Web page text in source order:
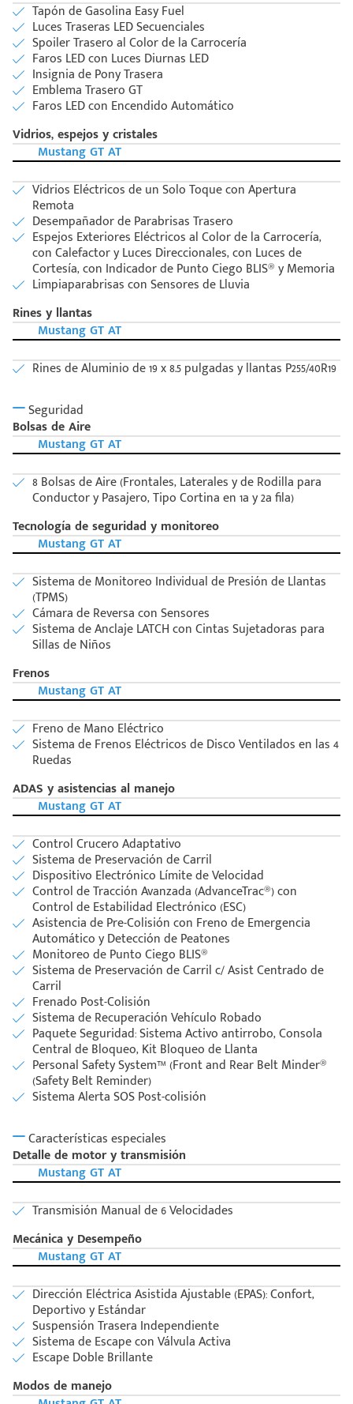
Tapón de Gasolina Easy Fuel
Luces Traseras LED Secuenciales
Spoiler Trasero al Color de la Carrocería
Faros LED con Luces Diurnas LED
Insignia de Pony Trasera
Emblema Trasero GT
Faros LED con Encendido Automático
Vidrios, espejos y cristales
Mustang GT AT
Vidrios Eléctricos de un Solo Toque con Apertura
Remota
Desempañador de Parabrisas Trasero
Espejos Exteriores Eléctricos al Color de la Carrocería,
con Calefactor y Luces Direccionales, con Luces de
Cortesía, con Indicador de Punto Ciego BLIS® y Memoria
Limpiaparabrisas con Sensores de Lluvia
Rines y llantas
Mustang GT AT
Rines de Aluminio de 19 x 8.5 pulgadas y llantas P255/40R19
Seguridad
Bolsas de Aire
Mustang GT AT
8 Bolsas de Aire (Frontales, Laterales y de Rodilla para
Conductor y Pasajero, Tipo Cortina en 1a y 2a fila)
Tecnología de seguridad y monitoreo
Mustang GT AT
Sistema de Monitoreo Individual de Presión de Llantas
(TPMS)
Cámara de Reversa con Sensores
Sistema de Anclaje LATCH con Cintas Sujetadoras para
Sillas de Niños
Frenos
Mustang GT AT
Freno de Mano Eléctrico
Sistema de Frenos Eléctricos de Disco Ventilados en las 4
Ruedas
ADAS y asistencias al manejo
Mustang GT AT
Control Crucero Adaptativo
Sistema de Preservación de Carril
Dispositivo Electrónico Límite de Velocidad
Control de Tracción Avanzada (AdvanceTrac®) con
Control de Estabilidad Electrónico (ESC)
Asistencia de Pre-Colisión con Freno de Emergencia
Automático y Detección de Peatones
Monitoreo de Punto Ciego BLIS®
Sistema de Preservación de Carril c/ Asist Centrado de
Carril
Frenado Post-Colisión
Sistema de Recuperación Vehículo Robado
Paquete Seguridad: Sistema Activo antirrobo, Consola
Central de Bloqueo, Kit Bloqueo de Llanta
Personal Safety System™ (Front and Rear Belt Minder®
(Safety Belt Reminder)
Sistema Alerta SOS Post-colisión
Características especiales
Detalle de motor y transmisión
Mustang GT AT
Transmisión Manual de 6 Velocidades
Mecánica y Desempeño
Mustang GT AT
Dirección Eléctrica Asistida Ajustable (EPAS): Confort,
Deportivo y Estándar
Suspensión Trasera Independiente
Sistema de Escape con Válvula Activa
Escape Doble Brillante
Modos de manejo